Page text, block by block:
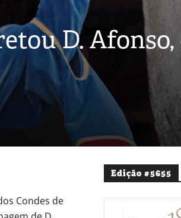
D.
Condes de
Edição #5655